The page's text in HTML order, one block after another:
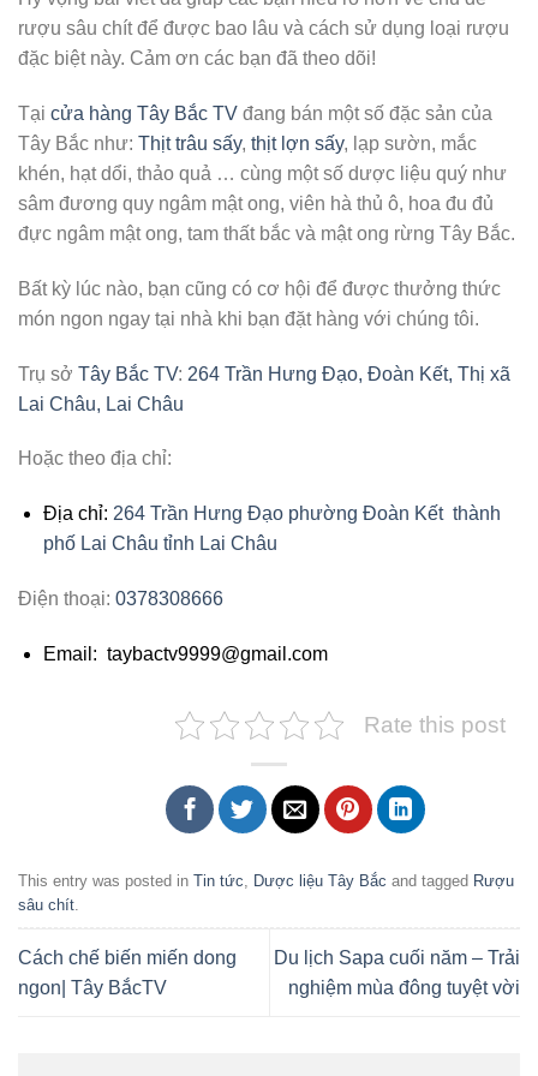
rượu sâu chít để được bao lâu và cách sử dụng loại rượu
đặc biệt này. Cảm ơn các bạn đã theo dõi!
Tại cửa hàng Tây Bắc TV đang bán một số đặc sản của
Tây Bắc như: Thịt trâu sấy, thịt lợn sấy, lạp sườn, mắc
khén, hạt dổi, thảo quả … cùng một số dược liệu quý như
sâm đương quy ngâm mật ong, viên hà thủ ô, hoa đu đủ
đực ngâm mật ong, tam thất bắc và mật ong rừng Tây Bắc.
Bất kỳ lúc nào, bạn cũng có cơ hội để được thưởng thức
món ngon ngay tại nhà khi bạn đặt hàng với chúng tôi.
Trụ sở Tây Bắc TV: 264 Trần Hưng Đạo, Đoàn Kết, Thị xã
Lai Châu, Lai Châu
Hoặc theo địa chỉ:
Địa chỉ: 264 Trần Hưng Đạo phường Đoàn Kết thành
phố Lai Châu tỉnh Lai Châu
Điện thoại: 0378308666
Email: taybactv9999@gmail.com
Rate this post
This entry was posted in Tin tức, Dược liệu Tây Bắc and tagged Rượu
sâu chít.
Cách chế biến miến dong
ngon| Tây BắcTV
Du lịch Sapa cuối năm – Trải
nghiệm mùa đông tuyệt vời